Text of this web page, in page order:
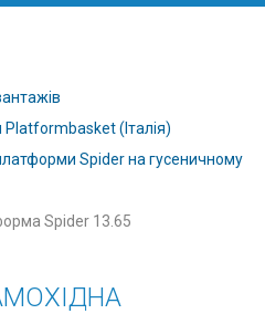
Platformbasket (Італія)
Spider на гусеничному
Spider 13.65